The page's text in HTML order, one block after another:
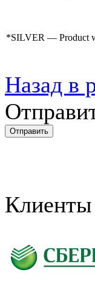
*SILVER — Product
Назад в
Клиенты